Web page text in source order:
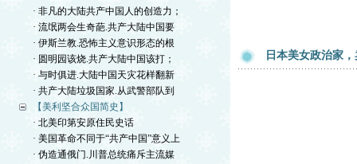
· 非凡的大陆共产中国人的创造力；
· 流氓两会生奇葩.共产大陆中国要
· 伊斯兰教.恐怖主义意识形态的根
· 圆明园该烧.共产大陆中国该打；
· 与时俱进.大陆中国天灾花样翻新
· 共产大陆垃圾国家.从武警部队到
【美利坚合众国简史】
· 北美印第安原住民史话
· 美国革命不同于“共产中国”意义上
· 伪造通俄门.川普总统痛斥主流媒
日本美女政治家